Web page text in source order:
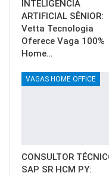
INTELIGÊNCIA
ARTIFICIAL SÊNIOR:
Vetta Tecnologia
Oferece Vaga 100%
Home…
VAGAS HOME OFFICE
CONSULTOR
SAP SR HCM PY: